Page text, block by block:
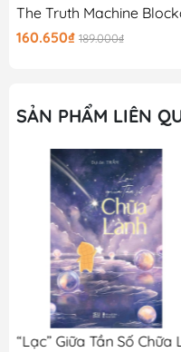
160.650₫ 189.000₫
SẢN PHẨM LIÊN